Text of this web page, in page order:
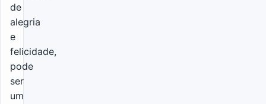
de
alegria
e
felicidade,
pode
ser
um